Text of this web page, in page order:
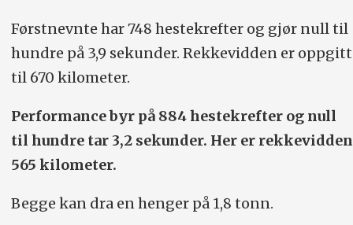
Førstnevnte har 748 hestekrefter og gjør null til
hundre på 3,9 sekunder. Rekkevidden er oppgitt
til 670 kilometer.
Performance byr på 884 hestekrefter og null
til hundre tar 3,2 sekunder. Her er rekkevidden
565 kilometer.
Begge kan dra en henger på 1,8 tonn.